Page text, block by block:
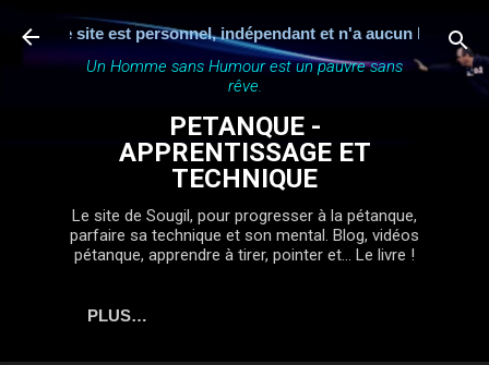
Accéder au contenu principal
personnel, indépendant et n'a aucun lien avec une
Un Homme sans Humour est un pauvre sans
rêve.
PETANQUE -
APPRENTISSAGE ET
TECHNIQUE
Le site de Sougil, pour progresser à la pétanque,
parfaire sa technique et son mental. Blog, vidéos
pétanque, apprendre à tirer, pointer et... Le livre !
PLUS…